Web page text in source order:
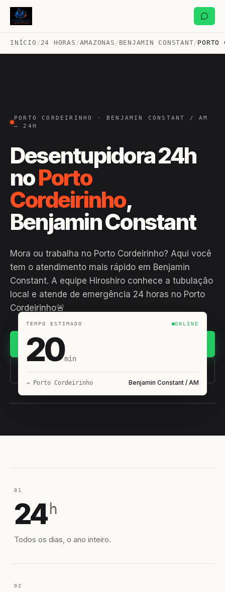
INÍCIO /24 HORAS /AMAZONAS /BENJAMIN CONSTANT/PORTO
PORTO CORDEIRINHO · BENJAMIN CONSTANT / AM
— 24H
Desentupidora 24h
noPorto
Cordeirinho,
Benjamin Constant
Mora ou trabalha no Porto Cordeirinho? Aqui você
tem o atendimento mais rápido em Benjamin
Constant. A equipe Hiroshiro conhece a tubulação
local e atende de emergência 24 horas no Porto
Cordeirinho🚨
(11) 93407-8838
TEMPO ESTIMADO ONLINE
20min
→ Porto Cordeirinho Benjamin Constant / AM
01
24 h
Todos os dias, o ano inteiro.
02